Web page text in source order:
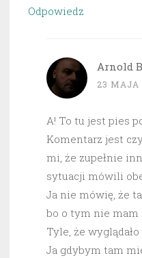
Odpowiedz
Arnold
23 MAJA
A! To tu jest pies
Komentarz jest
mi, że zupełnie
sytuacji mówili
Ja nie mówię, że
bo o tym nie mam
Tyle, że
Ja gdybym tam